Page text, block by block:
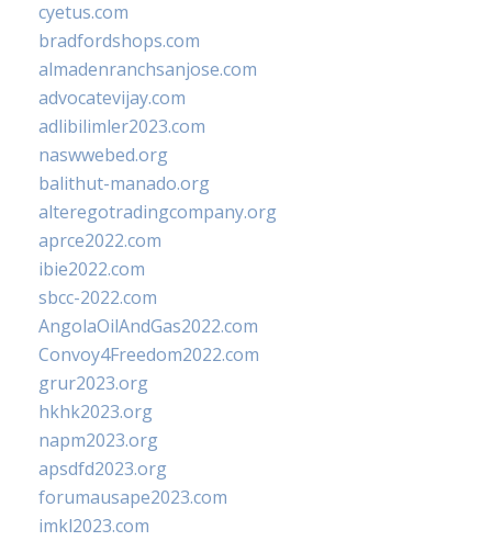
cyetus.com
bradfordshops.com
almadenranchsanjose.com
advocatevijay.com
adlibilimler2023.com
naswwebed.org
balithut-manado.org
alteregotradingcompany.org
aprce2022.com
ibie2022.com
sbcc-2022.com
AngolaOilAndGas2022.com
Convoy4Freedom2022.com
grur2023.org
hkhk2023.org
napm2023.org
apsdfd2023.org
forumausape2023.com
imkl2023.com